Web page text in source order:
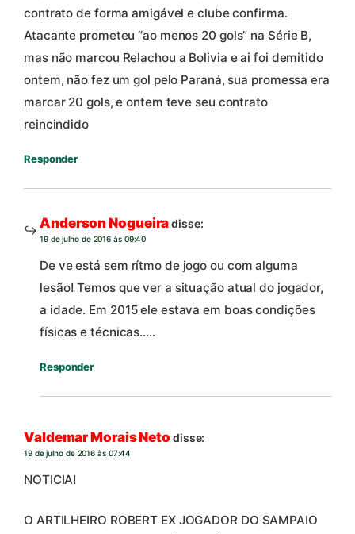
contrato de forma amigável e clube confirma.
Atacante prometeu “ao menos 20 gols” na Série B,
mas não marcou Relachou a Bolivia e ai foi demitido
ontem, não fez um gol pelo Paraná, sua promessa era
marcar 20 gols, e ontem teve seu contrato
reincindido
Responder
Anderson Nogueiradisse:
19 de julho de 2016 às 09:40
De ve está sem rítmo de jogo ou com alguma
lesão! Temos que ver a situação atual do jogador,
a idade. Em 2015 ele estava em boas condições
físicas e técnicas…..
Responder
Valdemar Morais Neto disse:
19 de julho de 2016 às 07:44
NOTICIA!
O ARTILHEIRO ROBERT EX JOGADOR DO SAMPAIO